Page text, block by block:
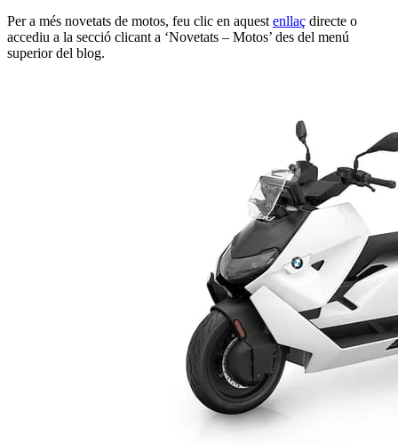
Per a més novetats de motos, feu clic en aquest enllaç directe o
accediu a la secció clicant a ‘Novetats – Motos’ des del menú
superior del blog.